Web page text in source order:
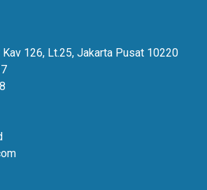
126, Lt.25, Jakarta Pusat 10220